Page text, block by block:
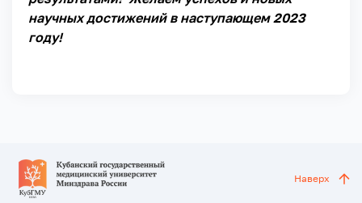
научных достижений в наступающем 2023
году!
Наверх